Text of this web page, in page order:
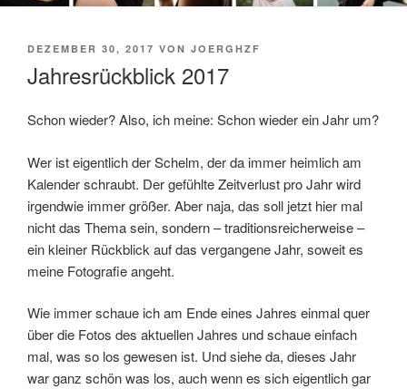
VERÖFFENTLICHT
DEZEMBER 30, 2017 VON JOERGHZF
Jahresrückblick 2017
Schon wieder? Also, ich meine: Schon wieder ein Jahr um?
Wer ist eigentlich der Schelm, der da immer heimlich am
Kalender schraubt. Der gefühlte Zeitverlust pro Jahr wird
irgendwie immer größer. Aber naja, das soll jetzt hier mal
nicht das Thema sein, sondern – traditionsreicherweise –
ein kleiner Rückblick auf das vergangene Jahr, soweit es
meine Fotografie angeht.
Wie immer schaue ich am Ende eines Jahres einmal quer
über die Fotos des aktuellen Jahres und schaue einfach
mal, was so los gewesen ist. Und siehe da, dieses Jahr
war ganz schön was los, auch wenn es sich eigentlich gar